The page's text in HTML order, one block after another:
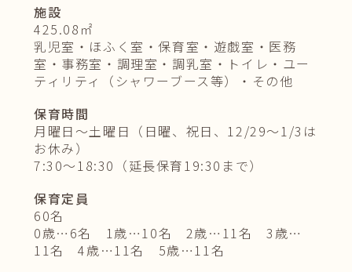
施設
425.08㎡
乳児室・ほふく室・保育室・遊戯室・医務
室・事務室・調理室・調乳室・トイレ・ユー
ティリティ（シャワーブース等）・その他
保育時間
月曜日～土曜日（日曜、祝日、12/29～1/3は
お休み）
7:30～18:30（延長保育19:30まで）
保育定 員
60名
0歳…6名 1歳…10名 2歳…11名 3歳…
11名 4歳…11名 5歳…11名